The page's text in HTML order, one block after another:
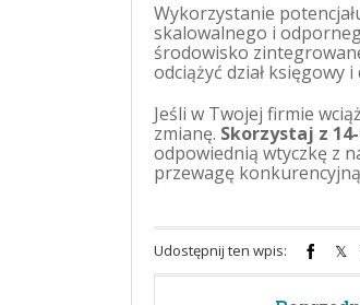
Wykorzystanie
skalowalnego i
środowisko
odciążyć dział księgowy
Jeśli w Twojej firmie
zmianę. Skorzystaj z
odpowiednią wtyczkę z
przewagę
Udostępnij ten wpis: